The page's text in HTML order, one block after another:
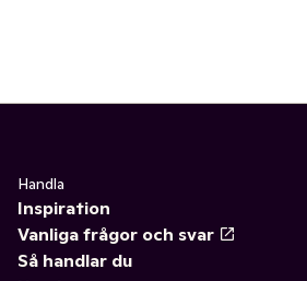
Handla
Inspiration
Vanliga frågor och svar
Så handlar du